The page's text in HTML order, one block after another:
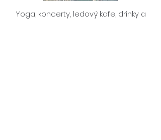
Yoga, koncerty, ledový kafe, drinky a